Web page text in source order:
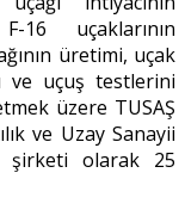
16 uçaklarının
üretimi, uçak
ve uçuş testlerini
üzere TUSAŞ
ve Uzay Sanayii
şirketi olarak 25